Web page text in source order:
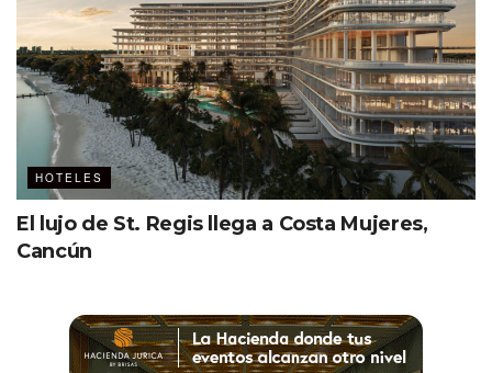
HOTELES
El lujo de St. Regis llega a Costa Mujeres,
Cancún